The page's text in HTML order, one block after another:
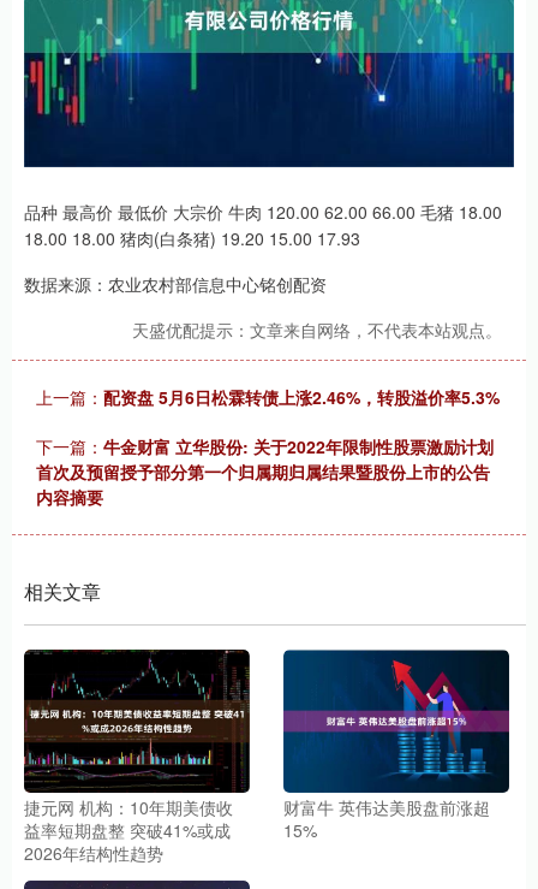
品种 最高价 最低价 大宗价 牛肉 120.00 62.00 66.00 毛猪 18.00
18.00 18.00 猪肉(白条猪) 19.20 15.00 17.93
数据来源：农业农村部信息中心铭创配资
天盛优配提示：文章来自网络，不代表本站观点。
上一篇： 配资盘 5月6日松霖转债上涨2.46%，转股溢价率5.3%
下一篇： 牛金财富 立华股份: 关于2022年限制性股票激励计划
首次及预留授予部分第一个归属期归属结果暨股份上市的公告
内容摘要
相关文章
捷元网 机构：10年期美债收
益率短期盘整 突破41%或成
2026年结构性趋势
财富牛 英伟达美股盘前涨超
15%